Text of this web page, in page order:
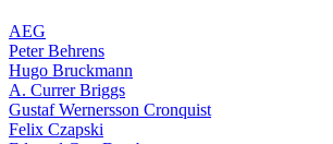
AEG
Peter Behrens
Hugo Bruckmann
A. Currer Briggs
Gustaf Wernersson Cronquist
Felix Czapski